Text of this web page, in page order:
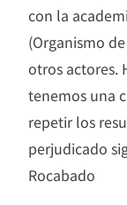
con la
(Organismo
otros actores.
tenemos una
repetir los
perjudicado
Rocabado